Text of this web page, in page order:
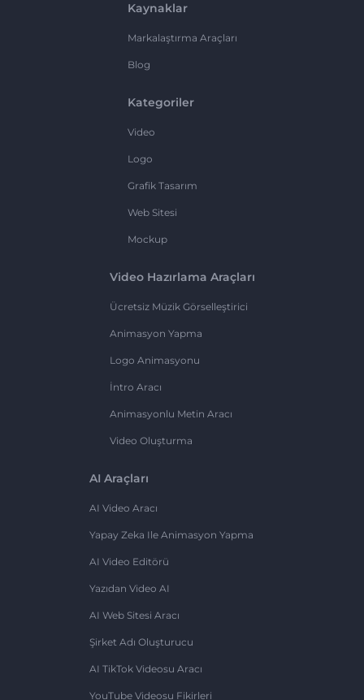
Kaynaklar
Markalaştırma Araçları
Blog
Kategoriler
Video
Logo
Grafik Tasarım
Web Sitesi
Mockup
Video Hazırlama Araçları
Ücretsiz Müzik Görselleştirici
Animasyon Yapma
Logo Animasyonu
İntro Aracı
Animasyonlu Metin Aracı
Video Oluşturma
AI Araçları
AI Video Aracı
Yapay Zeka Ile Animasyon Yapma
AI Video Editörü
Yazıdan Video AI
AI Web Sitesi Aracı
Şirket Adı Oluşturucu
AI TikTok Videosu Aracı
YouTube Videosu Fikirleri